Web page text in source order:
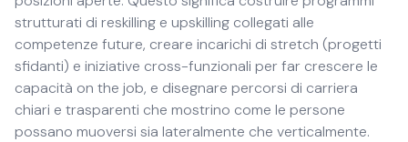
strutturati di reskilling e upskilling collegati alle
competenze future, creare incarichi di stretch (progetti
sfidanti) e iniziative cross-funzionali per far crescere le
capacità on the job, e disegnare percorsi di carriera
chiari e trasparenti che mostrino come le persone
possano muoversi sia lateralmente che verticalmente.